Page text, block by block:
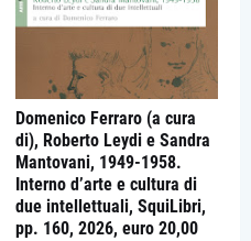
Domenico Ferraro (a cura
di), Roberto Leydi e Sandra
Mantovani, 1949-1958.
Interno d’arte e cultura di
due intellettuali, SquiLibri,
pp. 160, 2026, euro 20,00